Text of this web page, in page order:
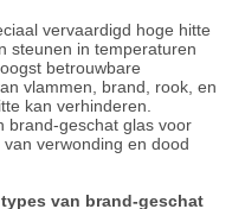
vervaardigd hoge hitte
steunen in temperaturen
betrouwbare
vlammen, brand, rook, en
kan verhinderen.
brand-geschat glas voor
verwonding en dood
van brand-geschat